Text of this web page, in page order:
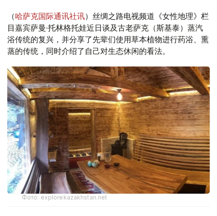
（哈萨克国际通讯社讯）丝绸之路电视频道《女性地理》栏
目嘉宾萨曼·托林格托娃近日谈及古老萨克（斯基泰）蒸汽
浴传统的复兴，并分享了先辈们使用草本植物进行药浴、熏
蒸的传统，同时介绍了自己对生态休闲的看法。
Фото: explorekazakhstan.net